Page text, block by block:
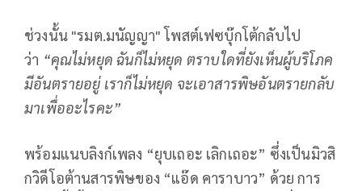
ช่วงนั้น "รมต.มนัญญา" โพสต์เฟซบุ๊กโต้กลับไป
ว่า “คุณไม่หยุด ฉันก็ไม่หยุด ตราบใดที่ยังเห็นผู้บริโภค
มีอันตรายอยู่ เราก็ไม่หยุด จะเอาสารพิษอันตรายกลับ
มาเพื่ออะไรคะ”
พร้อมแนบลิงก์เพลง “ยุบเถอะ เลิกเถอะ” ซึ่งเป็นมิวสิ
กวิดีโอต้านสารพิษของ “แอ๊ด คาราบาว” ด้วย การ